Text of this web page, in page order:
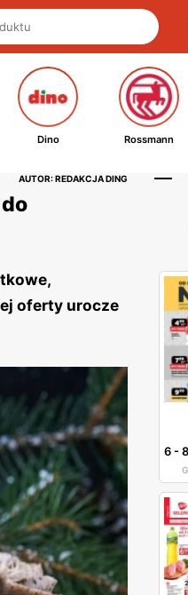
Dino Rossmann
AUTOR: REDAKCJA DING
oferty urocze
6-